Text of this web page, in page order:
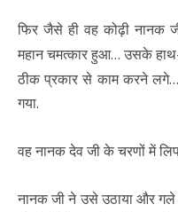
फिर जैसे ही वह कोढ़ी नानक
महान चमत्कार हुआ… उसके हाथ-
ठीक प्रकार से काम करने
गया.
वह नानक देव जी के चरणों में
नानक जी ने उसे उठाया और